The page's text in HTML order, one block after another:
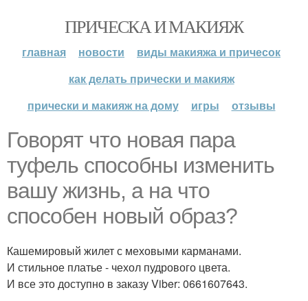
ПРИЧЕСКА И МАКИЯЖ
главная новости
виды макияжа и причесок
как делать прически и макияж
прически и макияж на дому
игры отзывы
Говорят что новая пара
туфель способны изменить
вашу жизнь, а на что
способен новый образ?
Кашемировый жилет с меховыми карманами.
И стильное платье - чехол пудрового цвета.
И все это доступно в заказу Viber: 0661607643.